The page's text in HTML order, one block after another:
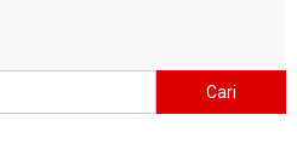
untuk: